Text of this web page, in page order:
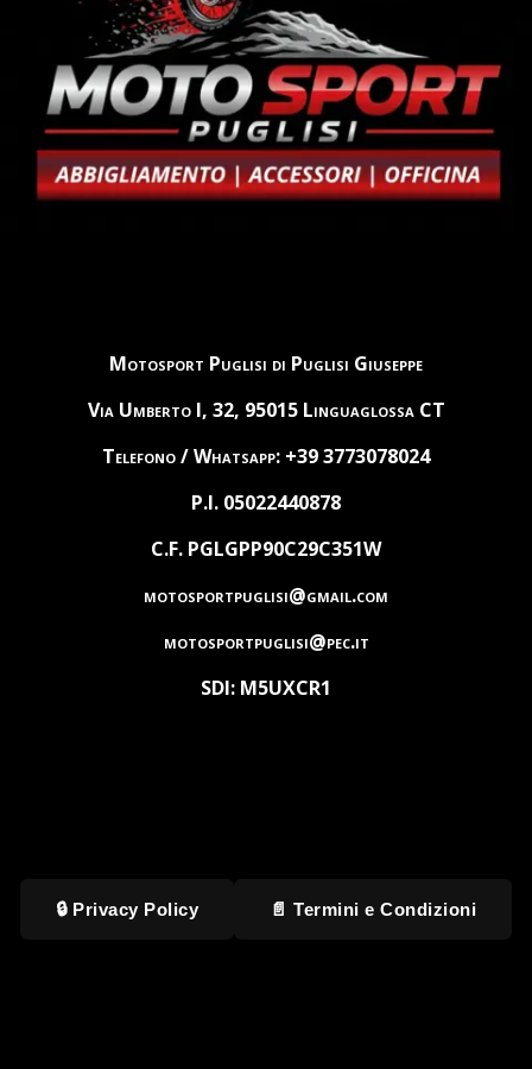
Motosport Puglisi di Puglisi Giuseppe
Via Umberto I, 32, 95015 Linguaglossa CT
Telefono / Whatsapp: +39 3773078024
P.I. 05022440878
C.F. PGLGPP90C29C351W
motosportpuglisi@gmail.com
motosportpuglisi@pec.it
SDI: M5UXCR1
🔒 Privacy Policy 📄 Termini e Condizioni